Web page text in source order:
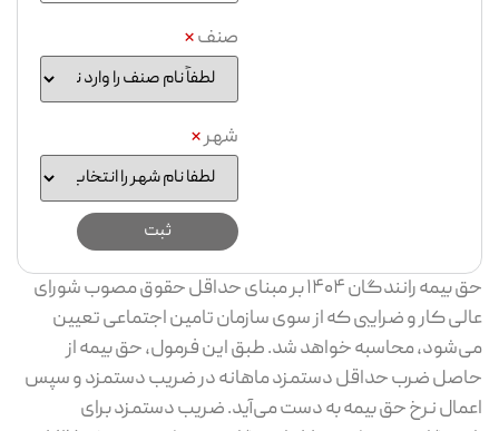
صنف*
شهر*
حق بیمه رانندگان ۱۴۰۴ بر مبنای حداقل حقوق مصوب شورای
عالی کار و ضرایبی که از سوی سازمان تامین اجتماعی تعیین
می‌شود، محاسبه خواهد شد. طبق این فرمول، حق بیمه از
حاصل ‌ضرب حداقل دستمزد ماهانه در ضریب دستمزد و سپس
اعمال نرخ حق بیمه به دست می‌آید. ضریب دستمزد برای